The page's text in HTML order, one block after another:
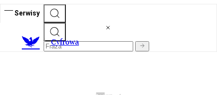
Serwisy
Cyfrowa